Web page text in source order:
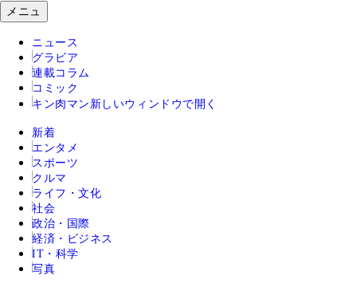
メニュ
ニュース
グラビア
連載コラム
コミック
キン肉マン 新しいウィンドウで開く
新着
エンタメ
スポーツ
クルマ
ライフ・文化
社会
政治・国際
経済・ビジネス
IT・科学
写真